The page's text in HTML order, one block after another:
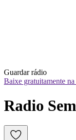
Guardar rádio
Baixe gratuitamente
Radio